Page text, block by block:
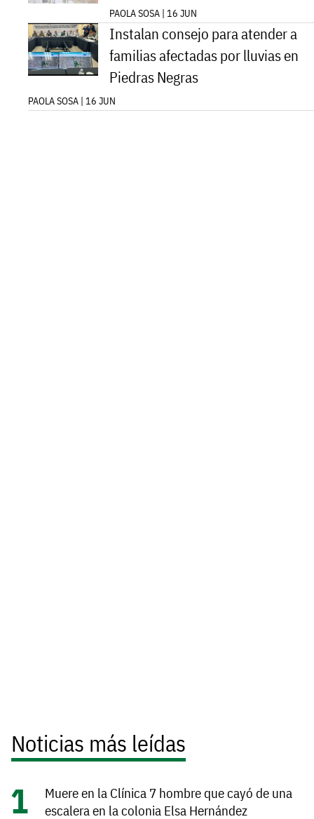
PAOLA SOSA | 16 JUN
Instalan consejo para atender a
familias afectadas por lluvias en
Piedras Negras
PAOLA SOSA | 16 JUN
Noticias más leídas
Muere en la Clínica 7 hombre que cayó de una
escalera en la colonia Elsa Hernández